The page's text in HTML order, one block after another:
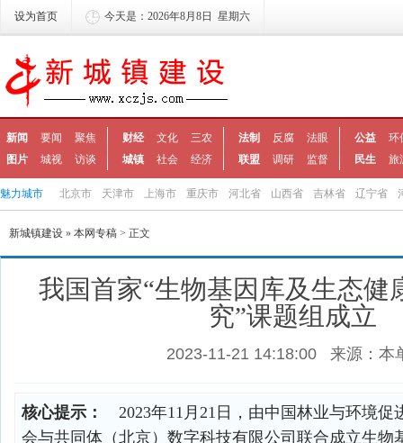
设为首页 今天是：2026年8月8日 星期六
新闻 要闻
聚焦
图片
城视 访谈
财经 文化
三农
城镇
社会 经济
法制 反腐
法眼
联盟
调研 监督
公益
环
民生
旅
魅力城市 北京市 天津市 上海市 重庆市 河北省 山西省 吉林省 辽宁省
新城镇建设 » 本网专稿 > 正文
我国首家“生物基因库及生态健
究”课题组成立
2023-11-21 14:18:00 来源：本
核心提示：
2023年11月21日，由中国林业与环境促
会与共同体（北京）数字科技有限公司联合成立生物